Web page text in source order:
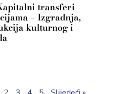
transferi
– Izgradnja,
kulturnog i